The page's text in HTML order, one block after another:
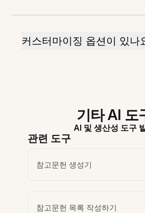
커스터마이징 옵션이 있나
기타 AI 도
AI 및 생산성 도구
관련 도구
참고문헌 생성기
참고문헌 목록 작성하기